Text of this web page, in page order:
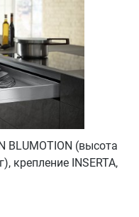
BLUMOTION (высота
крепление INSERTA,